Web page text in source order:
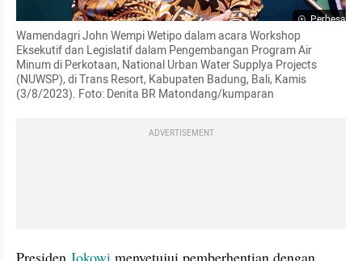
Perbesar
Wamendagri John Wempi Wetipo dalam acara Workshop
Eksekutif dan Legislatif dalam Pengembangan Program Air
Minum di Perkotaan, National Urban Water Supplya Projects
(NUWSP), di Trans Resort, Kabupaten Badung, Bali, Kamis
(3/8/2023). Foto: Denita BR Matondang/kumparan
ADVERTISEMENT